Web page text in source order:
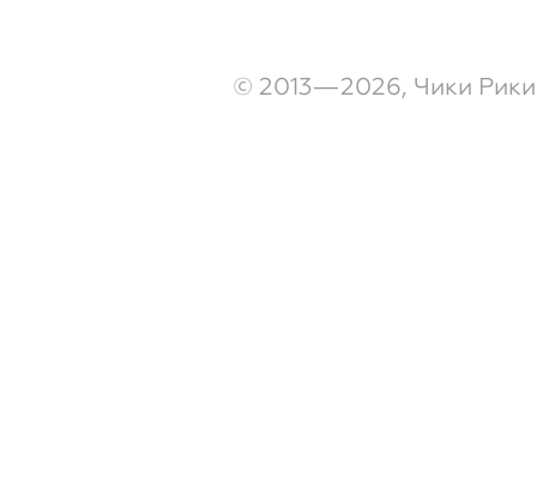
© 2013—2026, Чики Рики